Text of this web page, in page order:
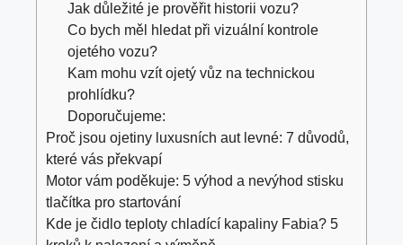
Jak důležité je prověřit historii vozu?
Co bych měl hledat při vizuální kontrole
ojetého vozu?
Kam mohu vzít ojetý vůz na technickou
prohlídku?
Doporučujeme:
Proč jsou ojetiny luxusních aut levné: 7 důvodů,
které vás překvapí
Motor vám poděkuje: 5 výhod a nevýhod stisku
tlačítka pro startování
Kde je čidlo teploty chladící kapaliny Fabia? 5